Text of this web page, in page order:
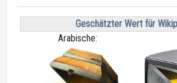
Geschätzter Wert für
Arabische: